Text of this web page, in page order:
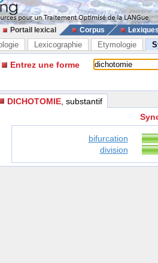
Portail lexical Corpus
Lexicographie Etymologie
Entrez une forme
DICHOTOMIE , substantif
bifurcation
division